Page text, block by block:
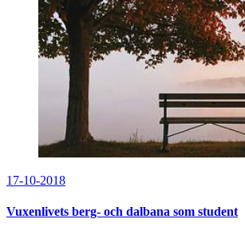
17-10-2018
Vuxenlivets berg- och dalbana som student